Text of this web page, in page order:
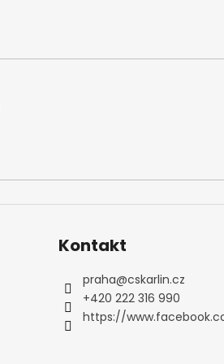
i
u
Kontakt
praha@cskarlin.cz
+420 222 316 990
https://